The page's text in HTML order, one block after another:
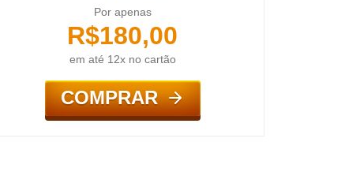
Por apenas
R$180,00
em até 12x no cartão
COMPRAR